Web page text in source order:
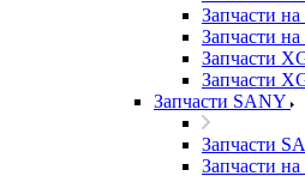
Запчасти
Запчасти
Запчасти
Запчасти
Запчасти SANY
Запчасти
Запчасти